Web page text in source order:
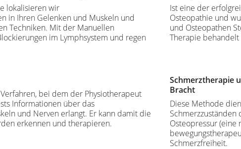
lokalisieren wir
in Ihren Gelenken und Muskeln und
Techniken. Mit der Manuellen
im Lymphsystem und regen
Ist eine der
Osteopathie und
und Osteopathen
Therapie behandelt
bei dem der Physiotherapeut
Informationen über das
und Nerven erlangt. Er kann damit die
erkennen und therapieren.
Schmerztherapie
Bracht
Diese Methode
Schmerzzuständen
Osteopressur (eine
Schmerzfreiheit.